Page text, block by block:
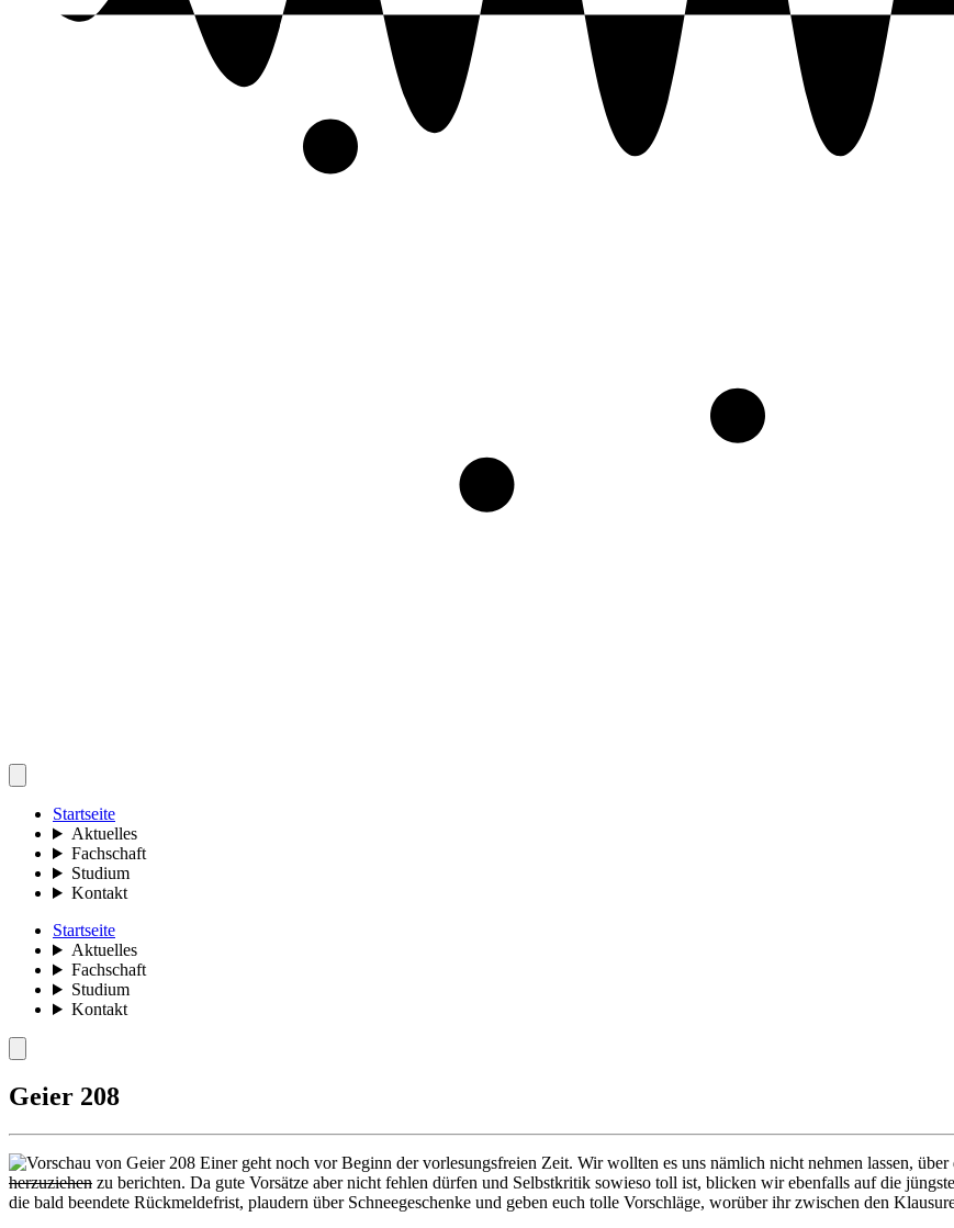
Startseite
Aktuelles
Fachschaft
Studium
Kontakt
Startseite
Aktuelles
Fachschaft
Studium
Kontakt
Geier 208
Einer geht noch vor Beginn der vorlesungsfreien Zeit. Wir wollten es uns nämlich nicht nehmen lassen,
herzuziehen zu berichten. Da gute Vorsätze aber nicht fehlen dürfen und Selbstkritik sowieso toll ist, blicken wir ebenfalls auf die
die bald beendete Rückmeldefrist, plaudern über Schneegeschenke und geben euch tolle Vorschläge, worüber ihr zwischen den